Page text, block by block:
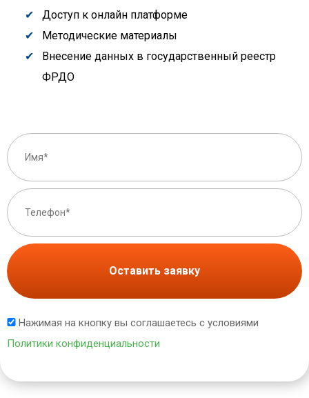
Доступ к онлайн платформе
Методические материалы
Внесение данных в государственный реестр
ФРДО
Оставить заявку
Нажимая на кнопку вы соглашаетесь с условиями
Политики конфиденциальности